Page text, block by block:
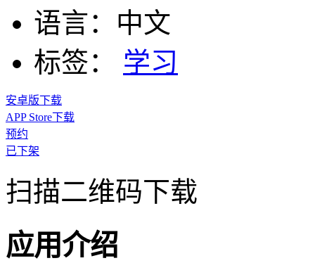
语言： 中文
标签：
学习
安卓版下载
APP Store下载
预约
已下架
扫描二维码下载
应用介绍